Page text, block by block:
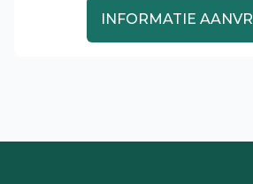
INFORMATIE